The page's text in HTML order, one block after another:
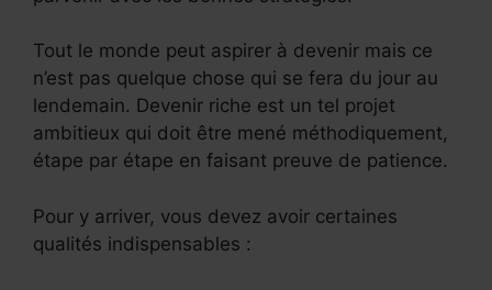
Tout le monde peut aspirer à devenir mais ce
n’est pas quelque chose qui se fera du jour au
lendemain. Devenir riche est un tel projet
ambitieux qui doit être mené méthodiquement,
étape par étape en faisant preuve de patience.
Pour y arriver, vous devez avoir certaines
qualités indispensables :